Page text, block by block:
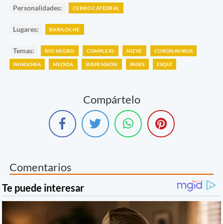
Personalidades: CERRO CATEDRAL
Lugares: BARILOCHE
Temas: RIO NEGRO COMPLEJO NIEVE CORONAVIRUS
PANDEMIA MEDIDA SUSPENSIÓN PASES ESQUÍ
Compártelo
Comentarios